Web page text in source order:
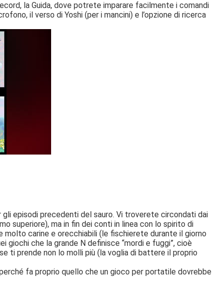
la Guida, dove potrete imparare facilmente i comandi
il verso di Yoshi (per i mancini) e l’opzione di ricerca
episodi precedenti del sauro. Vi troverete circondati dai
superiore), ma in fin dei conti in linea con lo spirito di
carine e orecchiabili (le fischierete durante il giorno
giochi che la grande N definisce “mordi e fuggi”, cioè
ti prende non lo molli più (la voglia di battere il proprio
fa proprio quello che un gioco per portatile dovrebbe